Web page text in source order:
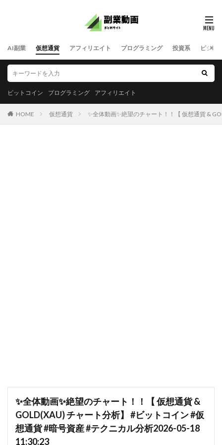
AI副業 仮想通貨 アフィリエイト プログラミング 投資系 ビジネ
ビットコイン プログラミング アフィリエイト
HOME 仮想通貨 ✨全体動画✨絶望のチャート！！【 仮想通貨 &
✨全体動画✨絶望のチャート！！【 仮想通貨 &
GOLD(XAU) チャート分析】 #ビットコイン #仮
想通貨 #暗号資産 #テクニカル分析2026-05-18
11:30:23